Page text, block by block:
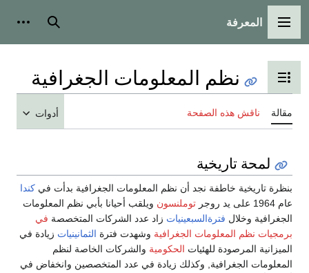
القائمة الرئيسية
المعرفة بحث
تبديل عرض جدول المحتويات
نظم المعلومات الجغرافية
مقالة ناقش هذه الصفحة أدوات
لمحة تاريخية
بنظرة تاريخية خاطفة نجد أن نظم المعلومات الجغرافية بدأت في كندا
عام 1964 على يد روجر
توملنسون ويلقب أحيانا بأبي نظم المعلومات
الجغرافية وخلال فترةالسبعينيات زاد عدد الشركات المتخصصة في
برمجيات نظم المعلومات الجغرافية وشهدت فترة الثمانينيات زيادة في
الميزانية المرصودة للهئيات الحكومية والشركات الخاصة لنظم
المعلومات الجغرافية, وكذلك زيادة في عدد المتخصصين وانخفاض في